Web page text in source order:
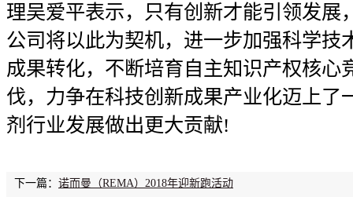
理吴爱平表示，只有创新才能引领发展
公司将以此为契机，进一步加强科学技
成果转化，不断培育自主知识产权核心
伐，力争在科技创新成果产业化迈上了
剂行业发展做出更大贡献!
下一篇： 诺而曼（REMA）2018年迎新跑活动